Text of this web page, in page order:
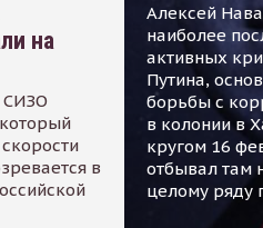
на
СИЗО
в
Алексей
наиболее
активных
Путина,
борьбы с
в колонии в
кругом 16
отбывал там
целому ряду